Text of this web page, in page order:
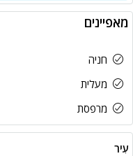
מאפיינים
חניה
מעלית
מרפסת
עִיר